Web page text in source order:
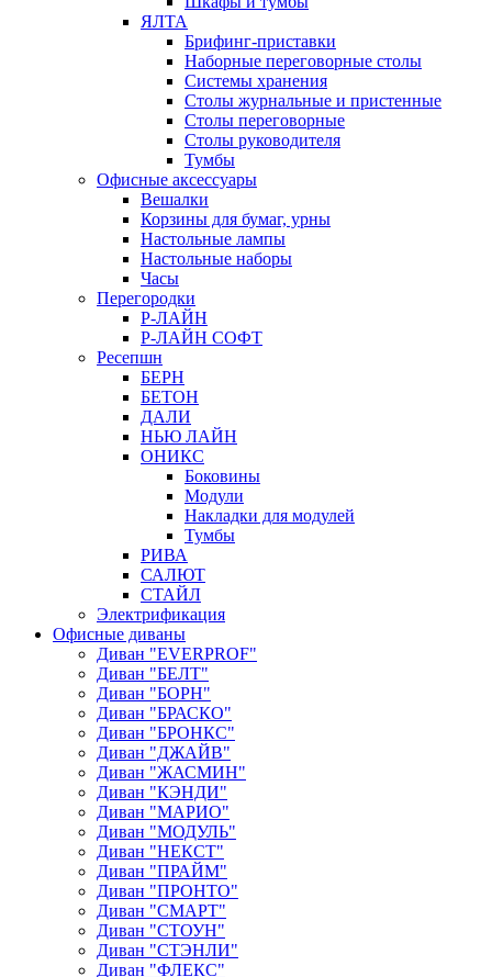
ЯЛТА
Брифинг-приставки
Наборные переговорные столы
Системы хранения
Столы журнальные и пристенные
Столы переговорные
Столы руководителя
Тумбы
Офисные аксессуары
Вешалки
Корзины для бумаг, урны
Настольные лампы
Настольные наборы
Часы
Перегородки
Р-ЛАЙН
Р-ЛАЙН СОФТ
Ресепшн
БЕРН
БЕТОН
ДАЛИ
НЬЮ ЛАЙН
ОНИКС
Боковины
Модули
Накладки для модулей
Тумбы
РИВА
САЛЮТ
СТАЙЛ
Электрификация
Офисные диваны
Диван "EVERPROF"
Диван "БЕЛТ"
Диван "БОРН"
Диван "БРАСКО"
Диван "БРОНКС"
Диван "ДЖАЙВ"
Диван "ЖАСМИН"
Диван "КЭНДИ"
Диван "МАРИО"
Диван "МОДУЛЬ"
Диван "НЕКСТ"
Диван "ПРАЙМ"
Диван "ПРОНТО"
Диван "СМАРТ"
Диван "СТОУН"
Диван "СТЭНЛИ"
Диван "ФЛЕКС"